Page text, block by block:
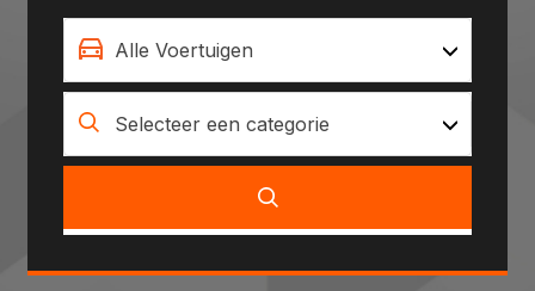
Alle Voertuigen
Selecteer een categorie